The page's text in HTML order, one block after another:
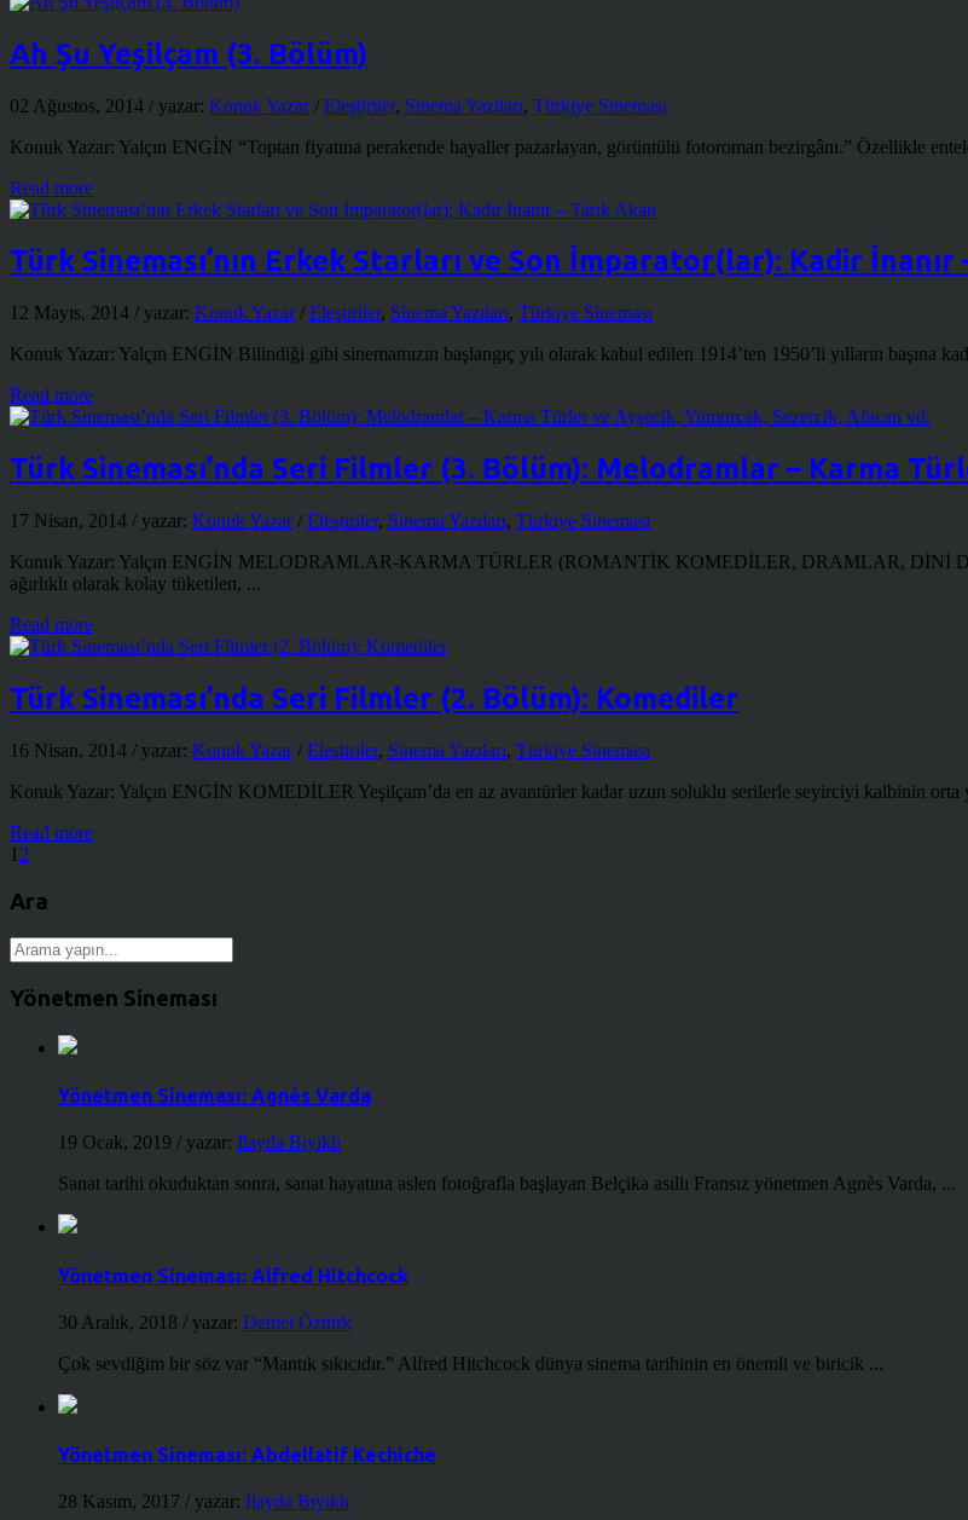
Ah Şu Yeşilçam (3. Bölüm)
02 Ağustos, 2014 / yazar: Konuk Yazar/ Eleştiriler, Sinema Yazıları, Türkiye Sineması
Konuk Yazar: Yalçın ENGİN “Toptan fiyatına perakende hayaller pazarlayan, görüntülü fotoroman bezirgânı.” Özellikle
Read more
Türk Sineması’nın Erkek Starları ve Son İmparator(lar): Kadir İnanır
12 Mayıs, 2014 / yazar: Konuk Yazar/ Eleştiriler, Sinema Yazıları, Türkiye Sineması
Konuk Yazar: Yalçın ENGİN Bilindiği gibi sinemamızın başlangıç yılı olarak kabul edilen 1914’ten 1950’li yılların başına
Read more
Türk Sineması’nda Seri Filmler (3. Bölüm): Melodramlar – Karma
17 Nisan, 2014 / yazar: Konuk Yazar/ Eleştiriler, Sinema Yazıları, Türkiye Sineması
Konuk Yazar: Yalçın ENGİN MELODRAMLAR-KARMA TÜRLER (ROMANTİK KOMEDİLER, DRAMLAR, DİNİ
ağırlıklı olarak kolay tüketilen, ...
Read more
Türk Sineması’nda Seri Filmler (2. Bölüm): Komediler
16 Nisan, 2014 / yazar: Konuk Yazar/ Eleştiriler, Sinema Yazıları, Türkiye Sineması
Konuk Yazar: Yalçın ENGİN KOMEDİLER Yeşilçam’da en az avantürler kadar uzun soluklu serilerle seyirciyi kalbinin orta
Read more
1 2
Ara
Yönetmen Sineması
Yönetmen Sineması: Agnès Varda
19 Ocak, 2019 / yazar: İlayda Bıyıklı
Sanat tarihi okuduktan sonra, sanat hayatına aslen fotoğrafla başlayan Belçika asıllı Fransız yönetmen Agnès Varda, ...
Yönetmen Sineması: Alfred Hitchcock
30 Aralık, 2018 / yazar: Demet Öztürk
Çok sevdiğim bir söz var “Mantık sıkıcıdır.” Alfred Hitchcock dünya sinema tarihinin en önemli ve biricik ...
Yönetmen Sineması: Abdellatif Kechiche
28 Kasım, 2017 / yazar: İlayda Bıyıklı